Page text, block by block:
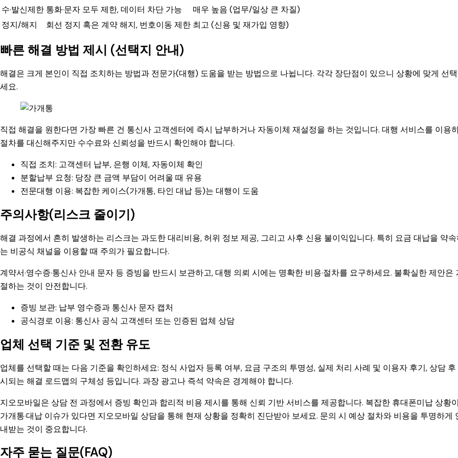
수·발신제한 통화·문자 모두 제한, 데이터 차단 가능
매우 높음 (업무/일상 큰 차질)
정지/해지
회선 정지 혹은 계약 해지, 번호이동 제한 최고 (신용 및 재가입 영향)
빠른 해결 방법 제시 (선택지 안내)
해결은 크게 본인이 직접 조치하는 방법과 전문가(대행) 도움을 받는 방법으로 나뉩니다. 각각 장단점이 있으니 상황에 맞게 선
세요.
직접 해결을 원한다면 가장 빠른 건 통신사 고객센터에 즉시 납부하거나 자동이체 재설정을 하는 것입니다. 대행 서비스를 이용
절차를 대신해주지만 수수료와 신뢰성을 반드시 확인해야 합니다.
직접 조치: 고객센터 납부, 은행 이체, 자동이체 확인
분할납부 요청: 당장 큰 금액 부담이 어려울 때 유용
전문대행 이용: 복잡한 케이스(가개통, 타인 대납 등)는 대행이 도움
주의사항(리스크 줄이기)
해결 과정에서 흔히 발생하는 리스크는 과도한 대리비용, 허위 정보 제공, 그리고 사후 신용 불이익입니다. 특히 요금 대납을 약
는 비공식 채널을 이용할 때 주의가 필요합니다.
계약서·영수증·통신사 안내 문자 등 증빙을 반드시 보관하고, 대행 의뢰 시에는 명확한 비용·절차를 요구하세요. 불확실한 제안은
절하는 것이 안전합니다.
증빙 보관: 납부 영수증과 통신사 문자 캡처
공식경로 이용: 통신사 공식 고객센터 또는 인증된 업체 상담
업체 선택 기준 및 전환 유도
업체를 선택할 때는 다음 기준을 확인하세요: 정식 사업자 등록 여부, 요금 구조의 투명성, 실제 처리 사례 및 이용자 후기, 상담 후
시되는 해결 로드맵의 구체성 등입니다. 과장 광고나 즉석 약속은 경계해야 합니다.
지오모바일은 상담 전 과정에서 증빙 확인과 합리적 비용 제시를 통해 신뢰 기반 서비스를 제공합니다. 복잡한 휴대폰미납 상황
가개통·대납 이슈가 있다면 지오모바일 상담을 통해 현재 상황을 정확히 진단받아 보세요. 문의 시 예상 절차와 비용을 투명하게
내받는 것이 중요합니다.
자주 묻는 질문(FAQ)